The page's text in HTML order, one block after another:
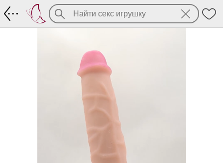
Android II - фаллоимитатор с